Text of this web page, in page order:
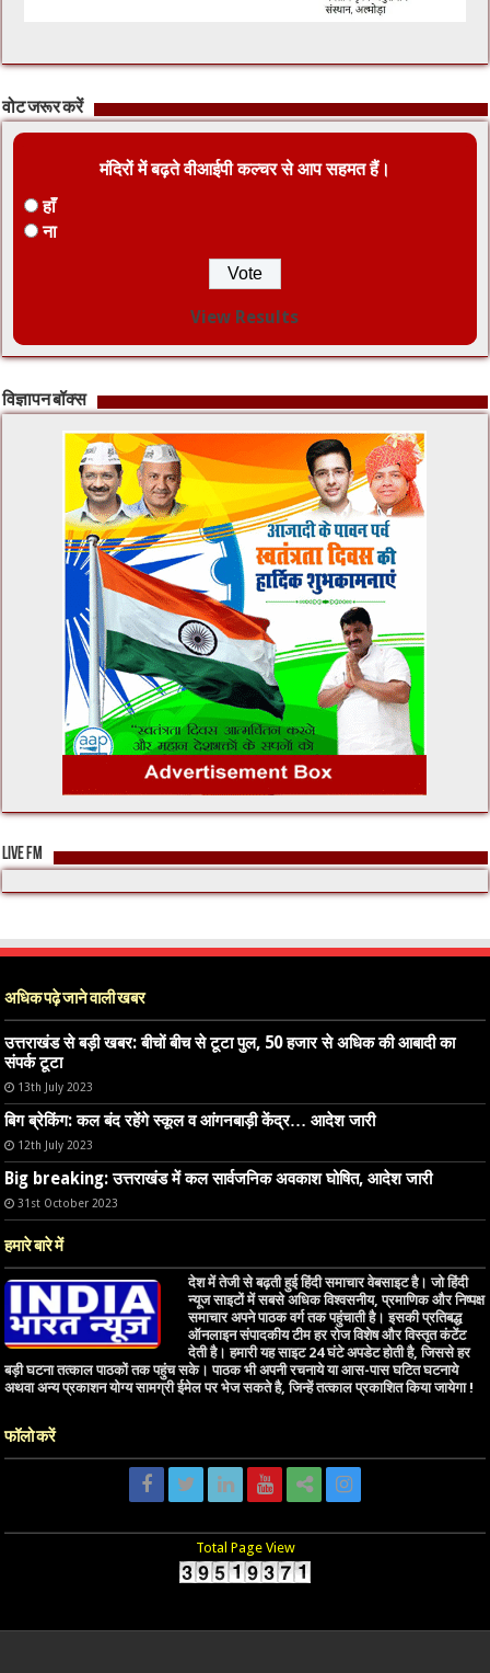
वोट जरूर करें
मंदिरों में बढ़ते वीआईपी कल्चर से आप सहमत हैं।
हाँ
ना
View Results
विज्ञापन बॉक्स
LIVE FM
अधिक पढ़े जाने वाली खबर
उत्तराखंड से बड़ी खबर: बीचों बीच से टूटा पुल, 50 हजार से अधिक की आबादी का
संपर्क टूटा
13th July 2023
बिग ब्रेकिंग: कल बंद रहेंगे स्कूल व आंगनबाड़ी केंद्र… आदेश जारी
12th July 2023
Big breaking: उत्तराखंड में कल सार्वजनिक अवकाश घोषित, आदेश जारी
31st October 2023
हमारे बारे में
देश में तेजी से बढ़ती हुई हिंदी समाचार वेबसाइट है। जो हिंदी
न्यूज साइटों में सबसे अधिक विश्वसनीय, प्रमाणिक और निष्पक्ष
समाचार अपने पाठक वर्ग तक पहुंचाती है। इसकी प्रतिबद्ध
ऑनलाइन संपादकीय टीम हर रोज विशेष और विस्तृत कंटेंट
देती है। हमारी यह साइट 24 घंटे अपडेट होती है, जिससे हर
बड़ी घटना तत्काल पाठकों तक पहुंच सके। पाठक भी अपनी रचनाये या आस-पास घटित घटनाये
अथवा अन्य प्रकाशन योग्य सामग्री ईमेल पर भेज सकते है, जिन्हें तत्काल प्रकाशित किया जायेगा !
फॉलो करें
Total Page View